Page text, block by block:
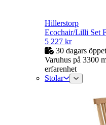
Hillerstorp
Ecochair/Lilli Set
5 227 kr
30 dagars
Varuhus på 3300
erfarenhet
Stolar